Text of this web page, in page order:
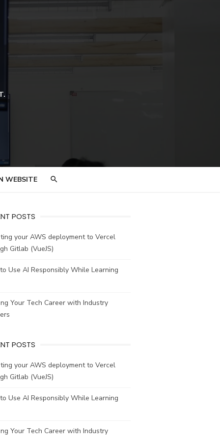
WEBSITE
POSTS
your AWS deployment to Vercel
Gitlab (VueJS)
Use AI Responsibly While Learning
Your Tech Career with Industry
POSTS
your AWS deployment to Vercel
Gitlab (VueJS)
Use AI Responsibly While Learning
Your Tech Career with Industry